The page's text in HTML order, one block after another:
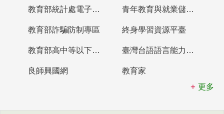
教育部統計處電子書櫃 青年教育與就業儲蓄帳戶
教育部詐騙防制專區 終身學習資源平臺
教育部高中等以下學校及幼兒園教師資格檢定考試 臺灣台語語言能力認證網站
良師興國網
教育家
更多